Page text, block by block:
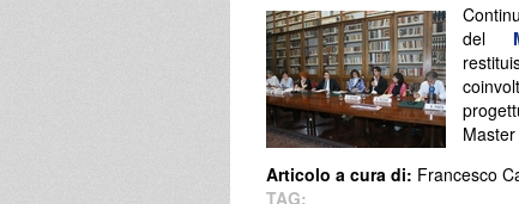
del
Articolo a cura di: Francesco
TAG: